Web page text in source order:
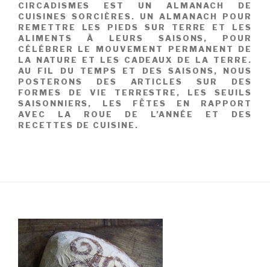
CIRCADISMES EST UN ALMANACH DE
CUISINES SORCIÈRES. UN ALMANACH POUR
REMETTRE LES PIEDS SUR TERRE ET LES
ALIMENTS À LEURS SAISONS, POUR
CÉLÉBRER LE MOUVEMENT PERMANENT DE
LA NATURE ET LES CADEAUX DE LA TERRE.
AU FIL DU TEMPS ET DES SAISONS, NOUS
POSTERONS DES ARTICLES SUR DES
FORMES DE VIE TERRESTRE, LES SEUILS
SAISONNIERS, LES FÊTES EN RAPPORT
AVEC LA ROUE DE L’ANNÉE ET DES
RECETTES DE CUISINE.